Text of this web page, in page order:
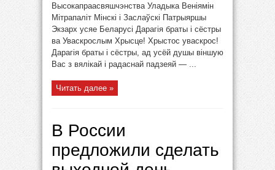
Высокапраасвяшчэнства Уладыка Веніямін
Мітрапаліт Мінскі і Заслаўскі Патрыяршы
Экзарх усяе Беларусі Дарагія браты і сёстры
ва Уваскрослым Хрысце! Хрыстос уваскрос!
Дарагія браты і сёстры, ад усёй душы віншую
Вас з вялікай і радаснай падзеяй — ...
Читать далее »
В России
предложили сделать